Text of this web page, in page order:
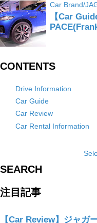
Car Brand/
【Car
CONTENTS
Drive Information
Car Guide
Car Review
Car Rental Information
SEARCH
注目記事
【Car Review】ジャガ